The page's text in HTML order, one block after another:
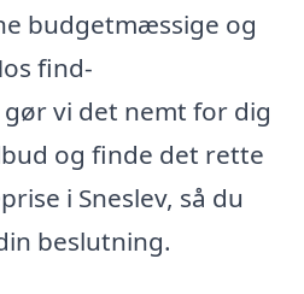
budgetmæssige og
find-
vi det nemt for dig
og finde det rette
i Sneslev, så du
beslutning.